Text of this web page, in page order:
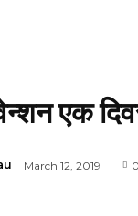
एक
March 12, 2019 0